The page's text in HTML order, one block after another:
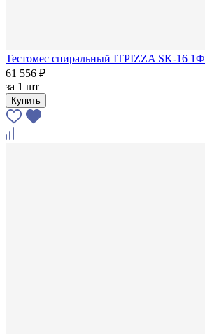
Тестомес спиральный ITPIZZA SK-16 1Ф
61 556 ₽
за 1 шт
Купить